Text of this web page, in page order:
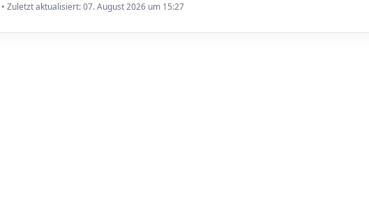
Zuletzt aktualisiert: 07. August 2026 um 15:27